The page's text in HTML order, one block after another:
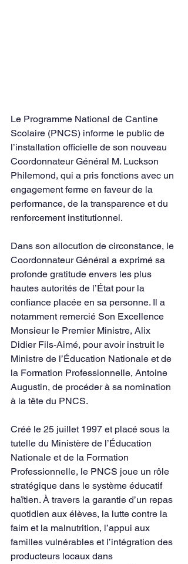
Le Programme National de Cantine
Scolaire (PNCS) informe le public de
l’installation officielle de son nouveau
Coordonnateur Général M. Luckson
Philemond, qui a pris fonctions avec un
engagement ferme en faveur de la
performance, de la transparence et du
renforcement institutionnel.
Dans son allocution de circonstance, le
Coordonnateur Général a exprimé sa
profonde gratitude envers les plus
hautes autorités de l’État pour la
confiance placée en sa personne. Il a
notamment remercié Son Excellence
Monsieur le Premier Ministre, Alix
Didier Fils-Aimé, pour avoir instruit le
Ministre de l’Éducation Nationale et de
la Formation Professionnelle, Antoine
Augustin, de procéder à sa nomination
à la tête du PNCS.
Créé le 25 juillet 1997 et placé sous la
tutelle du Ministère de l’Éducation
Nationale et de la Formation
Professionnelle, le PNCS joue un rôle
stratégique dans le système éducatif
haïtien. À travers la garantie d’un repas
quotidien aux élèves, la lutte contre la
faim et la malnutrition, l’appui aux
familles vulnérables et l’intégration des
producteurs locaux dans